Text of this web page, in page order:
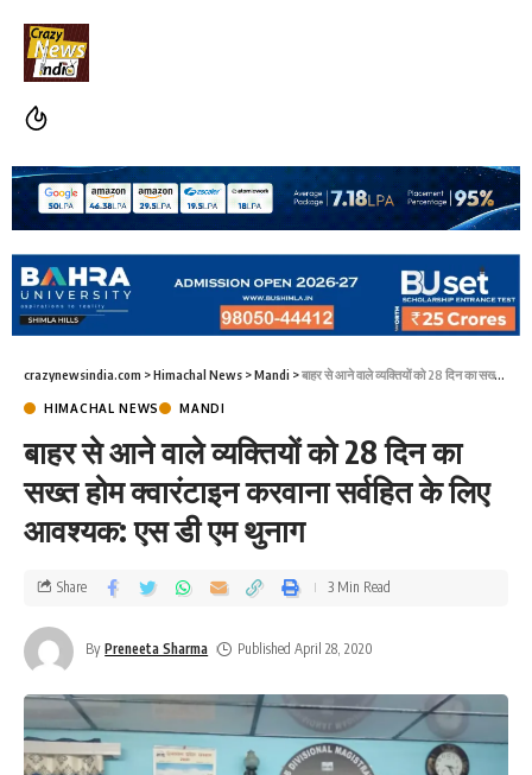
crazynewsindia.com >Himachal News >Mandi >बाहर से आने वाले व्यक्तियों को 28 दिन का सख्त होम क्वारंटाइन करवाना सर्वहित के लिए आवश्यक: एस डी एम थुनाग
HIMACHAL NEWS MANDI
बाहर से आने वाले व्यक्तियों को 28 दिन का
सख्त होम क्वारंटाइन करवाना सर्वहित के लिए
आवश्यक: एस डी एम थुनाग
By Preneeta Sharma Published April 28, 2020
Share 3 Min Read